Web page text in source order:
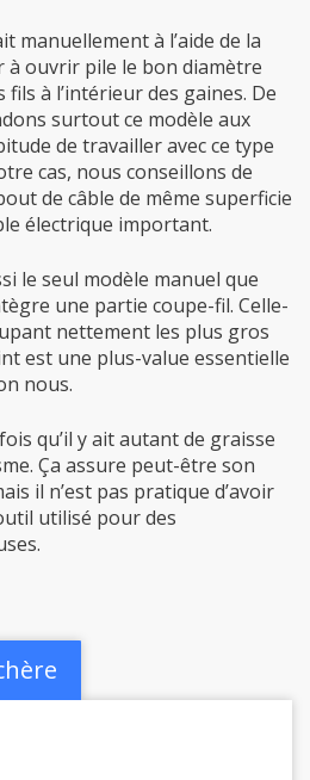
manuellement à l’aide de la
ouvrir pile le bon diamètre
à l’intérieur des gaines. De
surtout ce modèle aux
de travailler avec ce type
cas, nous conseillons de
de câble de même superficie
électrique important.
le seul modèle manuel que
une partie coupe-fil. Celle-
nettement les plus gros
est une plus-value essentielle
nous.
qu’il y ait autant de graisse
Ça assure peut-être son
il n’est pas pratique d’avoir
utilisé pour des